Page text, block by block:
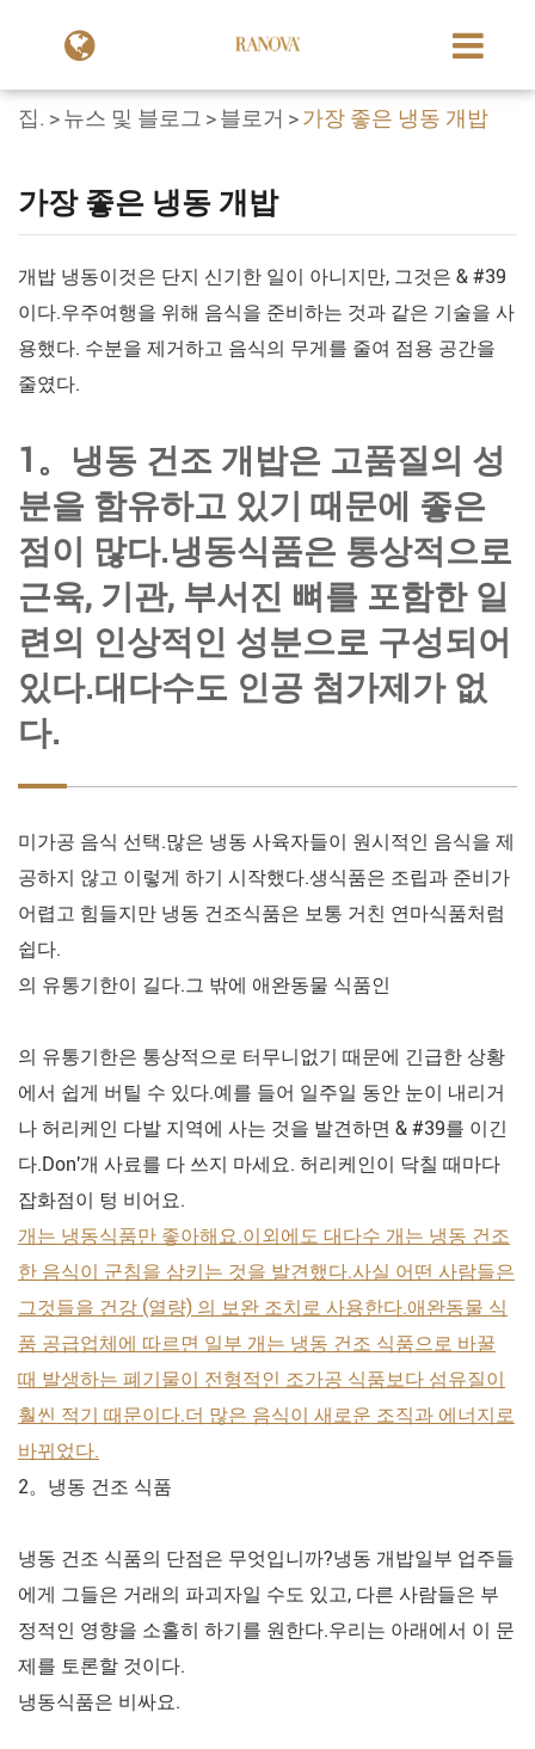
집. 뉴스 및 블로그 블로거 가장 좋은 냉동 개밥
가장 좋은 냉동 개밥
개밥 냉동이것은 단지 신기한 일이 아니지만, 그것은 & #39
이다.우주여행을 위해 음식을 준비하는 것과 같은 기술을 사
용했다. 수분을 제거하고 음식의 무게를 줄여 점용 공간을
줄였다.
1。냉동 건조 개밥은 고품질의 성
분을 함유하고 있기 때문에 좋은
점이 많다.냉동식품은 통상적으로
근육, 기관, 부서진 뼈를 포함한 일
련의 인상적인 성분으로 구성되어
있다.대다수도 인공 첨가제가 없
다.
미가공 음식 선택.많은 냉동 사육자들이 원시적인 음식을 제
공하지 않고 이렇게 하기 시작했다.생식품은 조립과 준비가
어렵고 힘들지만 냉동 건조식품은 보통 거친 연마식품처럼
쉽다.
의 유통기한이 길다.그 밖에 애완동물 식품인
의 유통기한은 통상적으로 터무니없기 때문에 긴급한 상황
에서 쉽게 버틸 수 있다.예를 들어 일주일 동안 눈이 내리거
나 허리케인 다발 지역에 사는 것을 발견하면 & #39를 이긴
다.Don'개 사료를 다 쓰지 마세요. 허리케인이 닥칠 때마다
잡화점이 텅 비어요.
개는 냉동식품만 좋아해요.이외에도 대다수 개는 냉동 건조
한 음식이 군침을 삼키는 것을 발견했다.사실 어떤 사람들은
그것들을 건강 (열량) 의 보완 조치로 사용한다.애완동물 식
품 공급업체에 따르면 일부 개는 냉동 건조 식품으로 바꿀
때 발생하는 폐기물이 전형적인 조가공 식품보다 섬유질이
훨씬 적기 때문이다.더 많은 음식이 새로운 조직과 에너지로
바뀌었다.
2。냉동 건조 식품
냉동 건조 식품의 단점은 무엇입니까?냉동 개밥일부 업주들
에게 그들은 거래의 파괴자일 수도 있고, 다른 사람들은 부
정적인 영향을 소홀히 하기를 원한다.우리는 아래에서 이 문
제를 토론할 것이다.
냉동식품은 비싸요.